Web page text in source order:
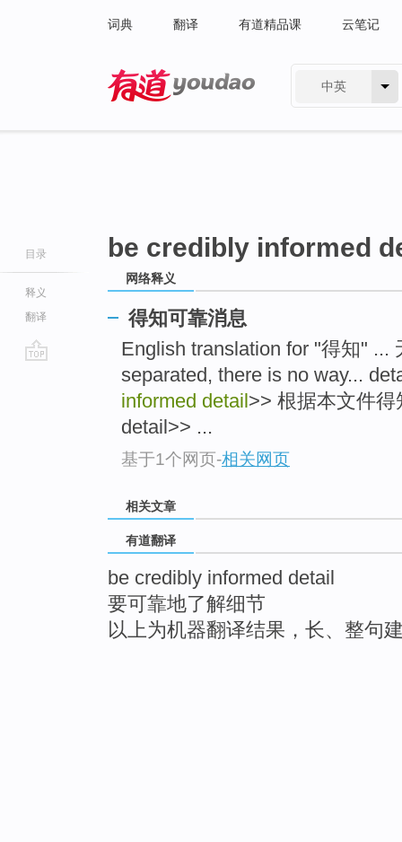
词典 翻译 有道精品课 云笔记
中英
目录
释义
翻译
be credibly informed
网络释义
得知可靠消息
English translation for "得知" ...
separated, there is no way...
informed detail >> 根据本文件
detail>> ...
基于1个网页-相关网页
相关文章
有道翻译
be credibly informed detail
要可靠地了解细节
以上为机器翻译结果，长、整句